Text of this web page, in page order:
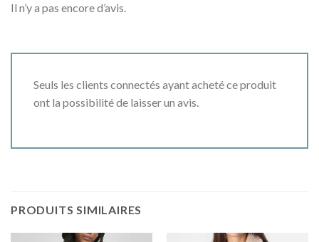
Il n’y a pas encore d’avis.
Seuls les clients connectés ayant acheté ce produit
ont la possibilité de laisser un avis.
PRODUITS SIMILAIRES